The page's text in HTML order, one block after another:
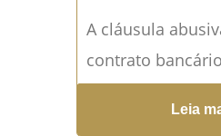
A cláusula
contrato
maiores
busca
Leia